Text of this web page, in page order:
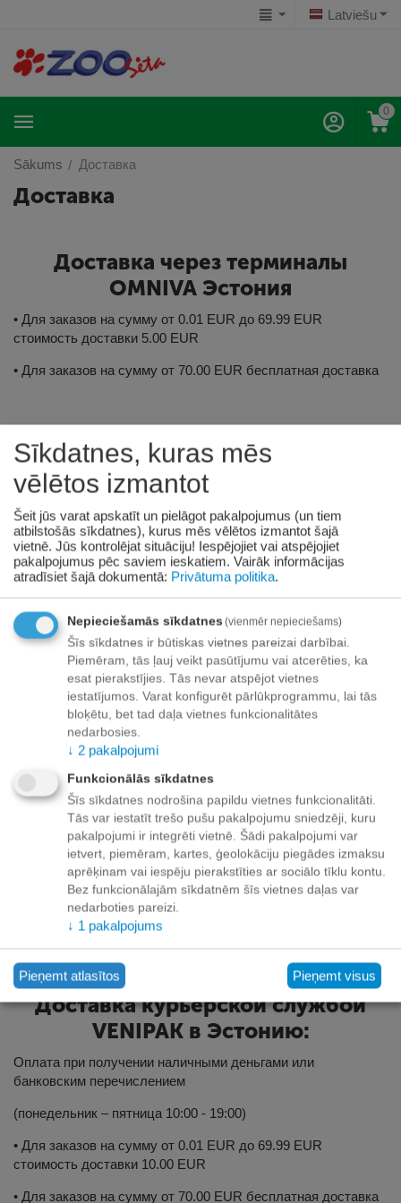
Latviešu
0
Sākums / Доставка
Доставка
Доставка через терминалы
OMNIVA Эстония
• Для заказов на сумму от 0.01 EUR до 69.99 EUR
стоимость доставки 5.00 EUR
• Для заказов на сумму от 70.00 EUR бесплатная доставка
M размер 19 x 38 x 64cm
Ограничение веса - 30 кг
Доставка через терминалы
UNISEND Эстония
• Для заказов на сумму от 0.01 EUR до 69.99 EUR
стоимость доставки 3.50 EUR
• Для заказов на сумму от 70.00 EUR бесплатная доставка
XS размер 8 x 18.5 x 61cm
S размер 8 x 35 x 61cm
M размер 17.5 x 35 x 61cm
L размер 36.5 x 35 x 61cm
XL размер 74.5 x 35 x 61cm
Ограничение веса - 30 кг
Доставка курьерской службой
VENIPAK в Эстонию:
Оплата при получении наличными деньгами или
банковским перечислением
(понедельник – пятница 10:00 - 19:00)
• Для заказов на сумму от 0.01 EUR до 69.99 EUR
стоимость доставки 10.00 EUR
• Для заказов на сумму от 70.00 EUR бесплатная доставка
Sīkdatnes, kuras mēs
vēlētos izmantot
Šeit jūs varat apskatīt un pielāgot pakalpojumus (un tiem
atbilstošās sīkdatnes), kurus mēs vēlētos izmantot šajā
vietnē. Jūs kontrolējat situāciju! Iespējojiet vai atspējojiet
pakalpojumus pēc saviem ieskatiem. Vairāk informācijas
atradīsiet šajā dokumentā: Privātuma politika.
Nepieciešamās sīkdatnes (vienmēr nepieciešams)
Šīs sīkdatnes ir būtiskas vietnes pareizai darbībai.
Piemēram, tās ļauj veikt pasūtījumu vai atcerēties, ka
esat pierakstījies. Tās nevar atspējot vietnes
iestatījumos. Varat konfigurēt pārlūkprogrammu, lai tās
bloķētu, bet tad daļa vietnes funkcionalitātes
nedarbosies.
↓ 2 pakalpojumi
Funkcionālās sīkdatnes
Šīs sīkdatnes nodrošina papildu vietnes funkcionalitāti.
Tās var iestatīt trešo pušu pakalpojumu sniedzēji, kuru
pakalpojumi ir integrēti vietnē. Šādi pakalpojumi var
ietvert, piemēram, kartes, ģeolokāciju piegādes izmaksu
aprēķinam vai iespēju pierakstīties ar sociālo tīklu kontu.
Bez funkcionālajām sīkdatnēm šīs vietnes daļas var
nedarboties pareizi.
↓ 1 pakalpojums
Pieņemt atlasītos Pieņemt visus